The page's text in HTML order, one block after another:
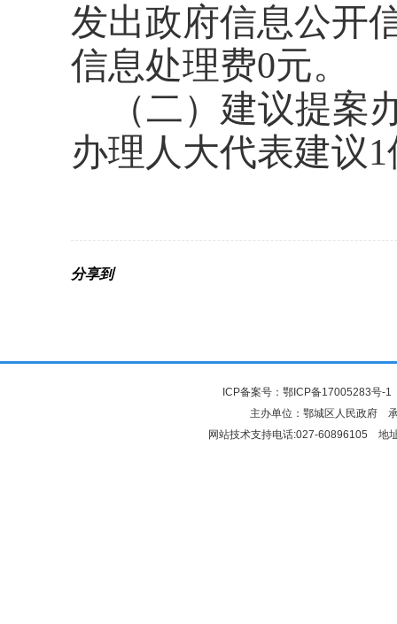
发出政府信息公开
信息处理费0元。
（二）建议提案
办理人大代表建议
分享到
ICP备案号： 鄂ICP备17005283号-1
主办单位：鄂城区人民政府
网站技术支持电话:027-60896105 地